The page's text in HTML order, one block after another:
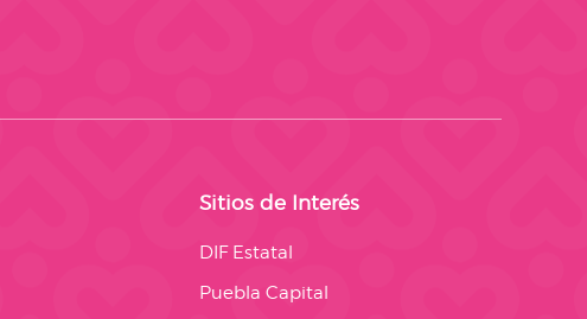
Sitios de Interés
DIF Estatal
Puebla Capital